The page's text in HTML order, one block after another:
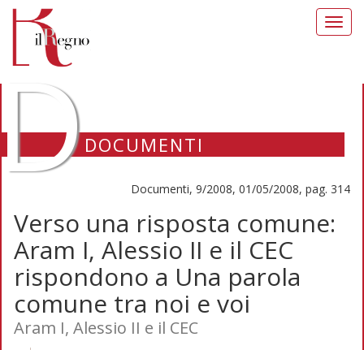
DOCUMENTI
Documenti, 9/2008, 01/05/2008, pag. 314
Verso una risposta comune:
Aram I, Alessio II e il CEC
rispondono a Una parola
comune tra noi e voi
Aram I, Alessio II e il CEC